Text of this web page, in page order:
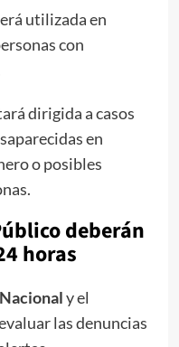
utilizada en
con
dirigida a casos
en
o posibles
deberán
horas
y el
las denuncias